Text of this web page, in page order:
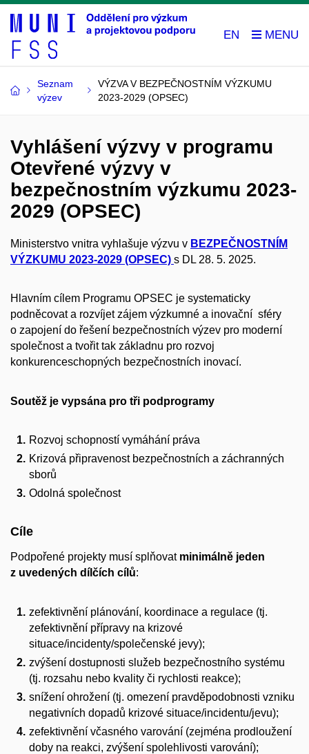
EN
Seznam
výzev
VÝZVA V BEZPEČNOSTNÍM VÝZKUMU
2023-2029 (OPSEC)
Vyhlášení výzvy v programu
Otevřené výzvy v
bezpečnostním výzkumu 2023-
2029 (OPSEC)
Ministerstvo vnitra vyhlašuje výzvu v BEZPEČNOSTNÍM
VÝZKUMU 2023-2029 (OPSEC) s DL 28. 5. 2025.
Hlavním cílem Programu OPSEC je systematicky
podněcovat a rozvíjet zájem výzkumné a inovační sféry
o zapojení do řešení bezpečnostních výzev pro moderní
společnost a tvořit tak základnu pro rozvoj
konkurenceschopných bezpečnostních inovací.
Soutěž je vypsána pro tři podprogramy
Rozvoj schopností vymáhání práva
Krizová připravenost bezpečnostních a záchranných
sborů
Odolná společnost
Cíle
Podpořené projekty musí splňovat minimálně jeden
z uvedených dílčích cílů:
zefektivnění plánování, koordinace a regulace (tj.
zefektivnění přípravy na krizové
situace/incidenty/společenské jevy);
zvýšení dostupnosti služeb bezpečnostního systému
(tj. rozsahu nebo kvality či rychlosti reakce);
snížení ohrožení (tj. omezení pravděpodobnosti vzniku
negativních dopadů krizové situace/incidentu/jevu);
zefektivnění včasného varování (zejména prodloužení
doby na reakci, zvýšení spolehlivosti varování);